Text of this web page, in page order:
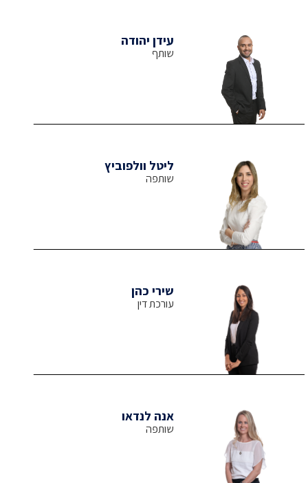
עידן יהודה
שותף
ליטל וולפוביץ
שותפה
שירי כהן
עורכת דין
אנה לנדאו
שותפה